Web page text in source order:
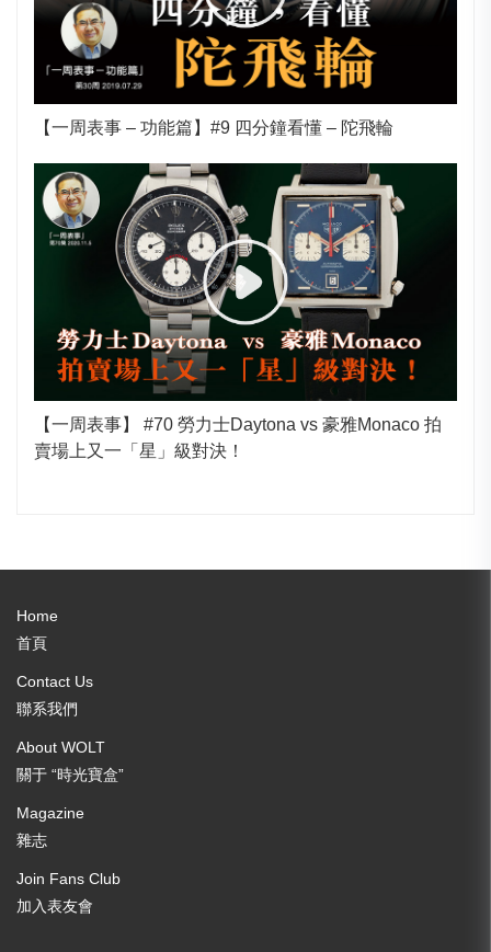
【一周表事 – 功能篇】#9 四分鐘看懂 – 陀飛輪
【一周表事】 #70 勞力士Daytona vs 豪雅Monaco 拍
賣場上又一「星」級對決！
Home
首頁
Contact Us
聯系我們
About WOLT
關于 “時光寶盒”
Magazine
雜志
Join Fans Club
加入表友會